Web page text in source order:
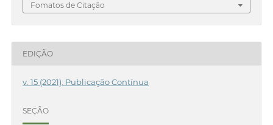
Fomatos de Citação
EDIÇÃO
v. 15 (2021): Publicação Contínua
SEÇÃO